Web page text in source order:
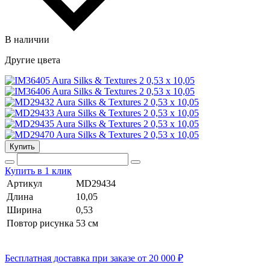
В наличии
Другие цвета
Купить
Купить в 1 клик
Артикул
MD29434
Длина
10,05
Ширина
0,53
Повтор рисунка 53 cм
Бесплатная доставка при заказе от 20 000 ₽